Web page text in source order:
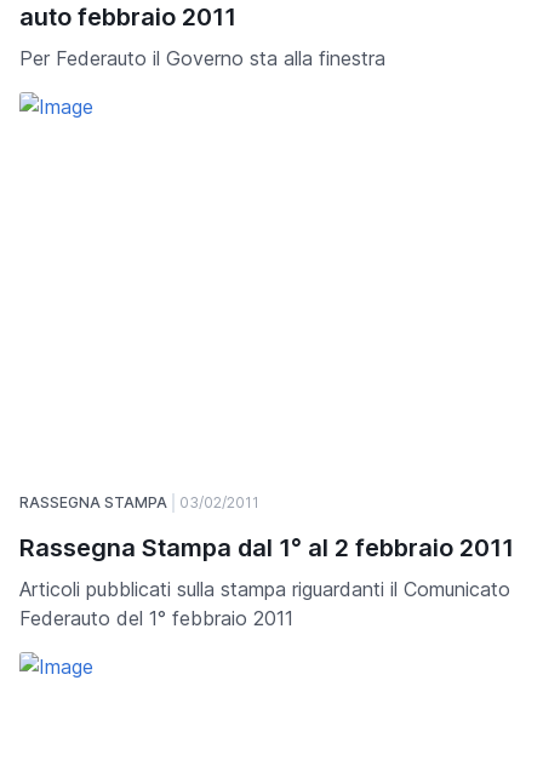
auto febbraio 2011
Per Federauto il Governo sta alla finestra
RASSEGNA STAMPA 03/02/2011
Rassegna Stampa dal 1° al 2 febbraio 2011
Articoli pubblicati sulla stampa riguardanti il Comunicato
Federauto del 1° febbraio 2011